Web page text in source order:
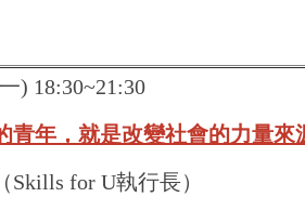
) 18:30~21:30
青年，就是改變社會的力量來
for U執行長）